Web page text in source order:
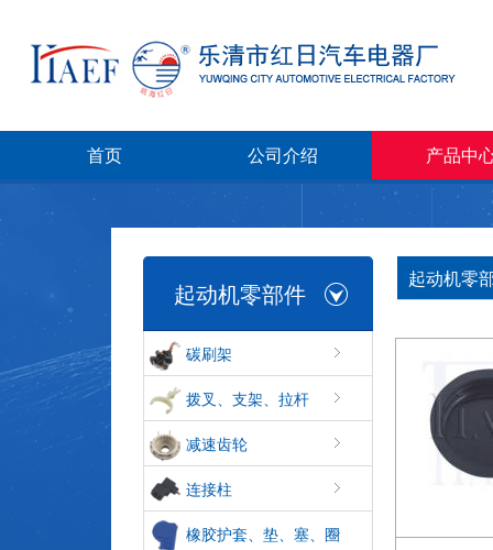
首页 公司介绍 产品中
起动机零部件
碳刷架
拨叉、支架、拉杆
减速齿轮
连接柱
橡胶护套、垫、塞、圈
起动机零